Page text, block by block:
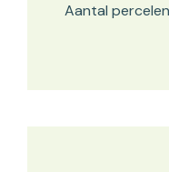
Aantal